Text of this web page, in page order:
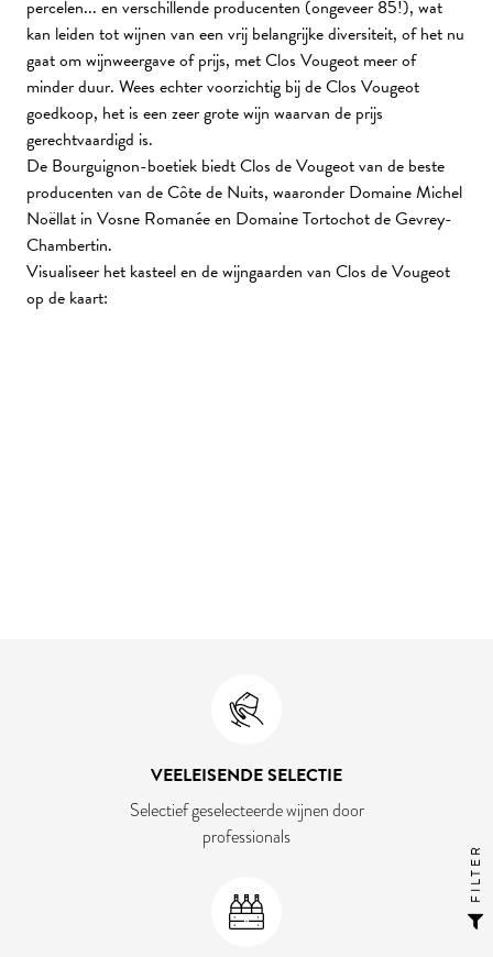
percelen... en verschillende producenten (ongeveer 85!), wat
kan leiden tot wijnen van een vrij belangrijke diversiteit, of het nu
gaat om wijnweergave of prijs, met Clos Vougeot meer of
minder duur. Wees echter voorzichtig bij de Clos Vougeot
goedkoop, het is een zeer grote wijn waarvan de prijs
gerechtvaardigd is.
De Bourguignon-boetiek biedt Clos de Vougeot van de beste
producenten van de Côte de Nuits, waaronder Domaine Michel
Noëllat in Vosne Romanée en Domaine Tortochot de Gevrey-
Chambertin.
Visualiseer het kasteel en de wijngaarden van Clos de Vougeot
op de kaart:
VEELEISENDE SELECTIE
Selectief geselecteerde wijnen door
professionals
FILTER